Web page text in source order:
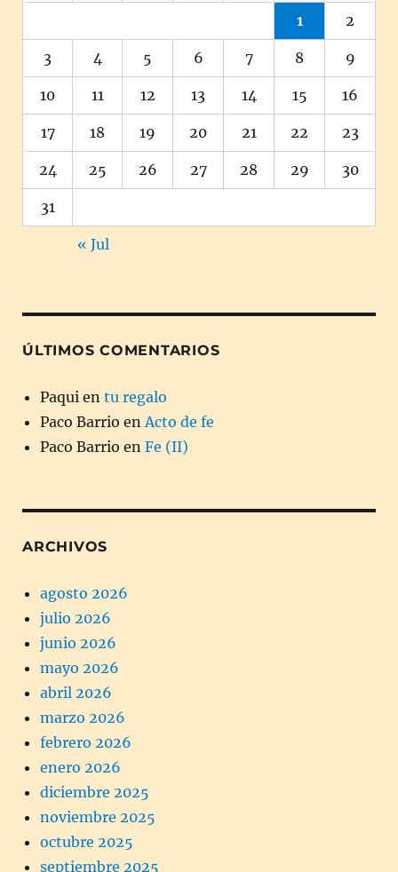
1 2
3 4 5 6 7 8 9
10 11 12 13 14 15 16
17 18 19 20 21 22 23
24 25 26 27 28 29 30
31
« Jul
ÚLTIMOS COMENTARIOS
Paqui en tu regalo
Paco Barrio en Acto de fe
Paco Barrio en Fe (II)
ARCHIVOS
agosto 2026
julio 2026
junio 2026
mayo 2026
abril 2026
marzo 2026
febrero 2026
enero 2026
diciembre 2025
noviembre 2025
octubre 2025
septiembre 2025